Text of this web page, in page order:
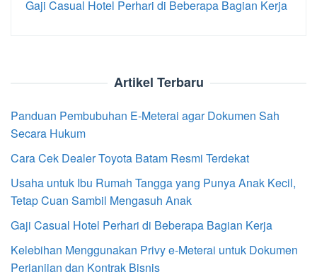
Gaji Casual Hotel Perhari di Beberapa Bagian Kerja
Artikel Terbaru
Panduan Pembubuhan E-Meterai agar Dokumen Sah
Secara Hukum
Cara Cek Dealer Toyota Batam Resmi Terdekat
Usaha untuk Ibu Rumah Tangga yang Punya Anak Kecil,
Tetap Cuan Sambil Mengasuh Anak
Gaji Casual Hotel Perhari di Beberapa Bagian Kerja
Kelebihan Menggunakan Privy e-Meterai untuk Dokumen
Perjanjian dan Kontrak Bisnis